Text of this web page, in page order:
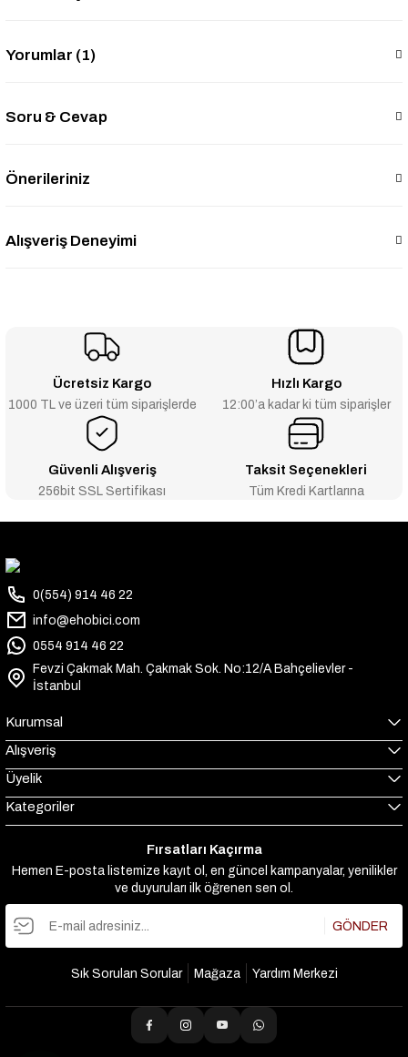
Yorumlar (1)
Soru & Cevap
Önerileriniz
Alışveriş Deneyimi
Ücretsiz Kargo
1000 TL ve üzeri tüm siparişlerde
Hızlı Kargo
12:00’a kadar ki tüm siparişler
Güvenli Alışveriş
256bit SSL Sertifikası
Taksit Seçenekleri
Tüm Kredi Kartlarına
0(554) 914 46 22
info@ehobici.com
0554 914 46 22
Fevzi Çakmak Mah. Çakmak Sok. No:12/A Bahçelievler -
İstanbul
Kurumsal
Alışveriş
Üyelik
Kategoriler
Fırsatları Kaçırma
Hemen E-posta listemize kayıt ol, en güncel kampanyalar, yenilikler
ve duyuruları ilk öğrenen sen ol.
GÖNDER
Sık Sorulan Sorular Mağaza Yardım Merkezi